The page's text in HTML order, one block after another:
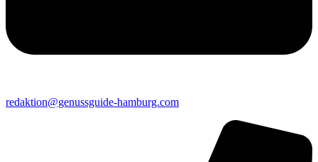
redaktion@genussguide-hamburg.com